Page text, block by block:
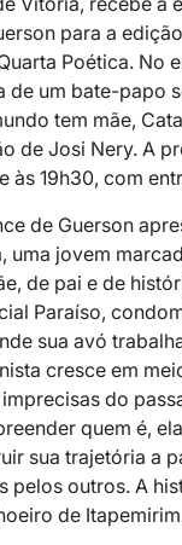
para a
Poética. No
de um bate-papo
tem mãe,
de Josi Nery. A
às 19h30, com
de Guerson
uma jovem
de pai e de
Paraíso,
sua avó
cresce em
do
quem é,
sua trajetória a
pelos outros. A
de